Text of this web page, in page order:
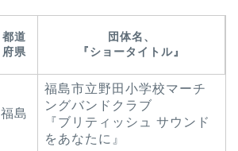
都道
府県
団体名、
『ショータイトル』
福島
福島市立野田小学校マーチ
ングバンドクラブ
『ブリティッシュ サウンド
をあなたに』